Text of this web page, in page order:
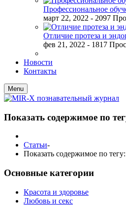
Профессиональное
март 22, 2022 - 2097
Отличие протеза и
фев 21, 2022 - 1817
Новости
Контакты
Menu
Показать содержимое по
Статьи-
Показать содержимое по
Основные категории
Красота и здоровье
Любовь и секс